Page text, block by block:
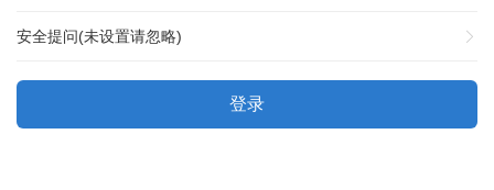
安全提问(未设置请忽略)
登录